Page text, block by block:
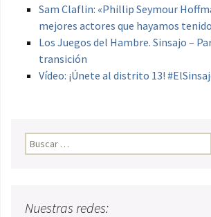
Sam Claflin: «Phillip Seymour
mejores actores que hayamos
Los Juegos del Hambre. Sinsajo –
transición
Vídeo: ¡Únete al distrito 13!
Buscar:
Nuestras redes: